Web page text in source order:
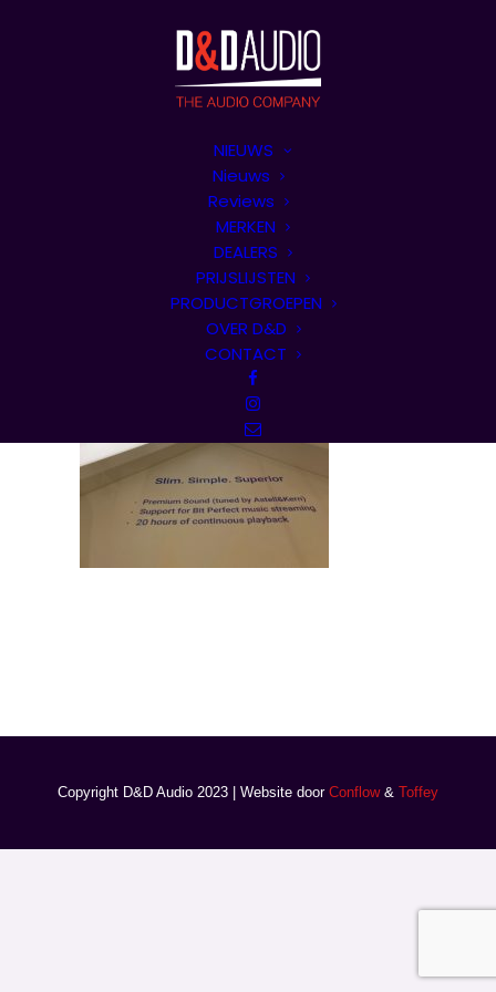
NIEUWS
Nieuws
Reviews
MERKEN
DEALERS
PRIJSLIJSTEN
PRODUCTGROEPEN
OVER D&D
CONTACT
Copyright D&D Audio 2023 | Website door Conflow& Toffey